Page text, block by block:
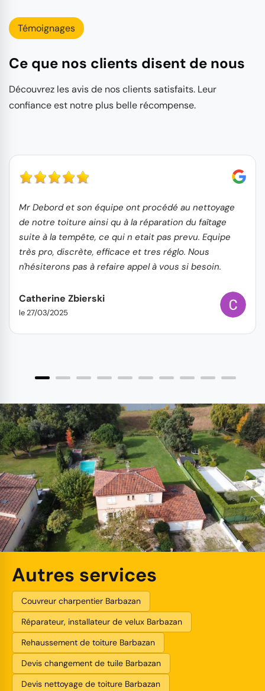
Témoignages
Ce que nos clients disent de nous
Découvrez les avis de nos clients satisfaits. Leur
confiance est notre plus belle récompense.
Mr Debord et son équipe ont procédé au nettoyage
de notre toiture ainsi qu à la réparation du faîtage
suite à la tempête, ce qui n etait pas prevu. Equipe
très pro, discrète, efficace et tres réglo. Nous
n'hésiterons pas à refaire appel à vous si besoin.
Catherine Zbierski
le 27/03/2025
Autres services
Couvreur charpentier Barbazan
Réparateur, installateur de velux Barbazan
Rehaussement de toiture Barbazan
Devis changement de tuile Barbazan
Devis nettoyage de toiture Barbazan